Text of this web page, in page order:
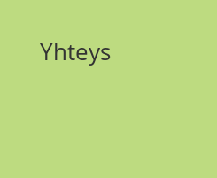
Yhteys